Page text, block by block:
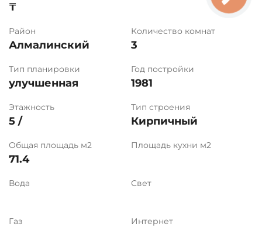
₸
Район
Алмалинский
Количество комнат
3
Тип планировки
улучшенная
Год постройки
1981
Этажность
5 /
Тип строения
Кирпичный
Общая площадь м2
71.4
Площадь кухни м2
Вода Свет
Газ Интернет